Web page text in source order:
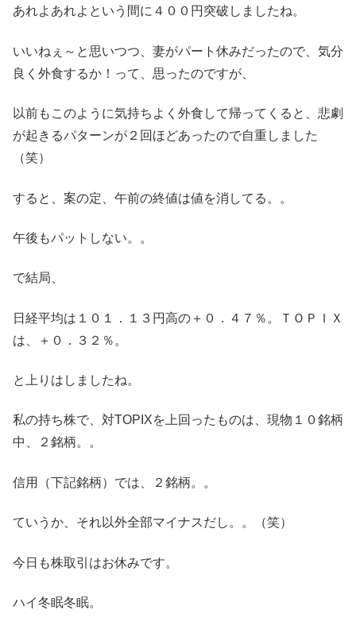
あれよあれよという間に４００円突破しましたね。
いいねぇ～と思いつつ、妻がパート休みだったので、気分
良く外食するか！って、思ったのですが、
以前もこのように気持ちよく外食して帰ってくると、悲劇
が起きるパターンが２回ほどあったので自重しました
（笑）
すると、案の定、午前の終値は値を消してる。。
午後もパットしない。。
で結局、
日経平均は１０１．１３円高の＋０．４７％。ＴＯＰＩＸ
は、＋０．３２％。
と上りはしましたね。
私の持ち株で、対TOPIXを上回ったものは、現物１０銘柄
中、２銘柄。。
信用（下記銘柄）では、２銘柄。。
ていうか、それ以外全部マイナスだし。。（笑）
今日も株取引はお休みです。
ハイ冬眠冬眠。